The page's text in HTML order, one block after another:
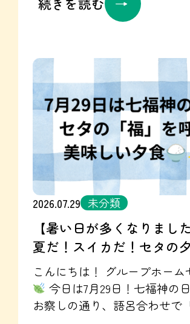
本町棟では、毎日夕方は決ま
テレビを見ています
プニングが皆さまお好みのよう
他の利用者さまも呼んで・・
し、 毎日とってもキレキレのダンスを
披露してくれます✌
グループホー
ム セタ各棟のご紹介はこち
https://seta-gh.jp/home/ リタベルグル
ープでは、Instagramを活発に！ 毎
新中です
ぜひ、こちらもご覧いただ
けると嬉しいです
セタ
☞
https://www.instagram.com/
就労継続支援UTARI
☞
https://www.instagram.com/
UTARIの公式HP☞https://utari.jp/
看護ステーション カント
https://www.instagram.com/
2026.07.29 未分類
【暑い日が多くなりまし
夏だ！スイカだ！セタの
こんにちは！ グループ
今日は7月29日！七福神の
お察しの通り、語呂合わせで